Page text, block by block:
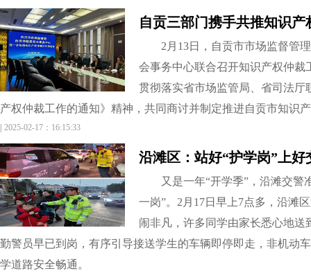
2月13日，自贡市市场监督管
会事务中心联合召开知识产权仲
贯彻落实省市场监管局、省司法
产权仲裁工作的通知》精神，共同商讨并制定推进自贡市知识
2025-02-17：16:15:33
沿滩区：站好“护学岗”上好
又是一年“开学季”，沿滩交警
一岗”。2月17日早上7点多，沿滩
闹非凡，许多同学由家长悉心地
勤警员早已到岗，有序引导接送学生的车辆即停即走，非机动
学道路安全畅通。